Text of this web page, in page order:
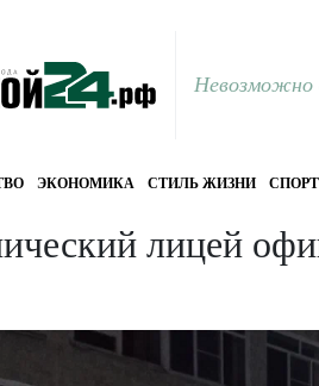
Невозможно
ЭКОНОМИКА СТИЛЬ ЖИЗНИ СПОРТ
лицей